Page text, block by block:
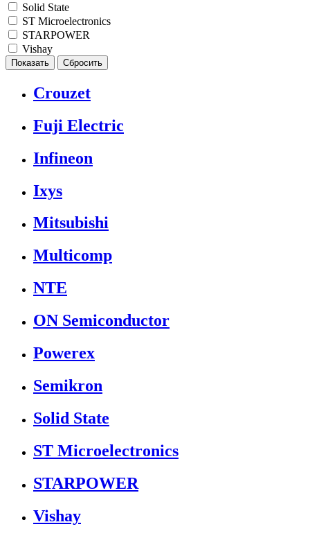
Solid State
ST Microelectronics
STARPOWER
Vishay
Crouzet
Fuji Electric
Infineon
Ixys
Mitsubishi
Multicomp
NTE
ON Semiconductor
Powerex
Semikron
Solid State
ST Microelectronics
STARPOWER
Vishay